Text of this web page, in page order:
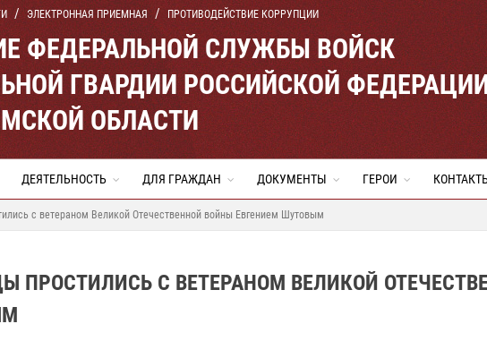
ЭЛЕКТРОННАЯ ПРИЕМНАЯ ПРОТИВОДЕЙСТВИЕ КОРРУПЦИИ
ФЕДЕРАЛЬНОЙ СЛУЖБЫ ВОЙСК
ГВАРДИИ РОССИЙСКОЙ
ОБЛАСТИ
ДЕЯТЕЛЬНОСТЬ ДЛЯ ГРАЖДАН ДОКУМЕНТЫ ГЕРОИ
с ветераном Великой Отечественной войны Евгением Шутовым
ПРОСТИЛИСЬ С ВЕТЕРАНОМ ВЕЛИКОЙ